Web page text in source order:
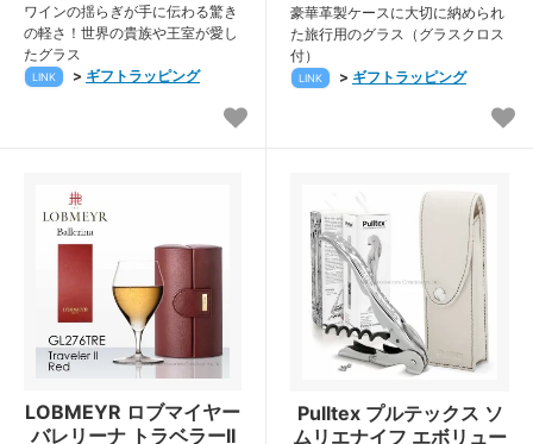
ワインの揺らぎが手に伝わる驚き
の軽さ！世界の貴族や王室が愛し
たグラス
LINK > ギフトラッピング
豪華革製ケースに大切に納められ
た旅行用のグラス（グラスクロス
付）
LINK > ギフトラッピング
LOBMEYR ロブマイヤー
バレリーナ トラベラーII
Pulltex プルテックス ソ
ムリエナイフ エボリュー